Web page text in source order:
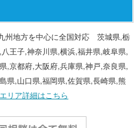
州地方を中心に全国対応 茨城県,栃
王子,神奈川県,横浜,福井県,岐阜県,
,京都府,大阪府,兵庫県,神戸,奈良県,
県,山口県,福岡県,佐賀県,長崎県,熊
リア詳細はこちら